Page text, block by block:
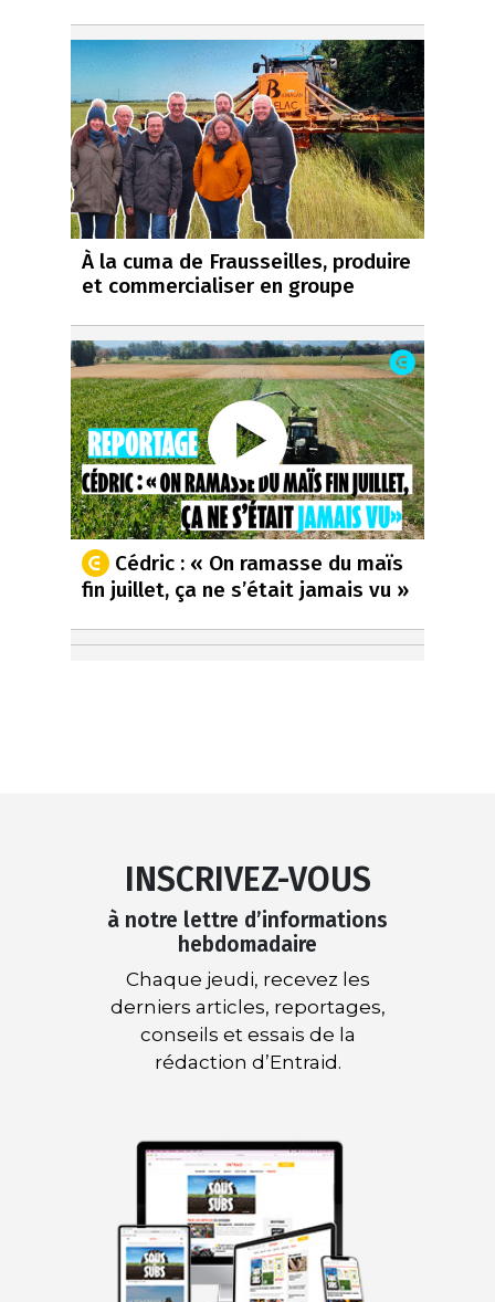
À la cuma de Frausseilles, produire
et commercialiser en groupe
Cédric : « On ramasse du maïs
fin juillet, ça ne s’était jamais vu »
INSCRIVEZ-VOUS
à notre lettre d’informations
hebdomadaire
Chaque jeudi, recevez les
derniers articles, reportages,
conseils et essais de la
rédaction d’Entraid.